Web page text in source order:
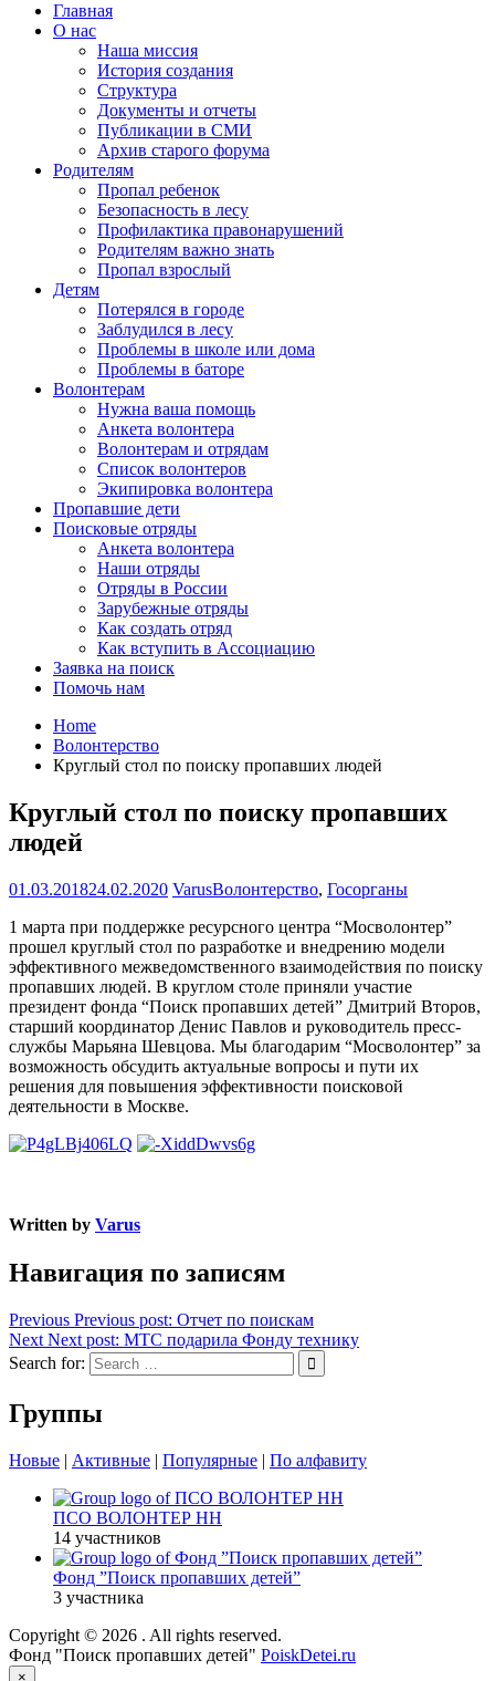
Главная
О нас
Наша миссия
История создания
Структура
Документы и отчеты
Публикации в СМИ
Архив старого форума
Родителям
Пропал ребенок
Безопасность в лесу
Профилактика правонарушений
Родителям важно знать
Пропал взрослый
Детям
Потерялся в городе
Заблудился в лесу
Проблемы в школе или дома
Проблемы в баторе
Волонтерам
Нужна ваша помощь
Анкета волонтера
Волонтерам и отрядам
Список волонтеров
Экипировка волонтера
Пропавшие дети
Поисковые отряды
Анкета волонтера
Наши отряды
Отряды в России
Зарубежные отряды
Как создать отряд
Как вступить в Ассоциацию
Заявка на поиск
Помочь нам
Home
Волонтерство
Круглый стол по поиску пропавших людей
Круглый стол по поиску пропавших
людей
01.03.201824.02.2020 VarusВолонтерство, Госорганы
1 марта при поддержке ресурсного центра “Мосволонтер”
прошел круглый стол по разработке и внедрению модели
эффективного межведомственного взаимодействия по поиску
пропавших людей. В круглом столе приняли участие
президент фонда “Поиск пропавших детей” Дмитрий Второв,
старший координатор Денис Павлов и руководитель пресс-
службы Марьяна Шевцова. Мы благодарим “Мосволонтер” за
возможность обсудить актуальные вопросы и пути их
решения для повышения эффективности поисковой
деятельности в Москве.
Written by Varus
Навигация по записям
Previous Previous post: Отчет по поискам
Next Next post: МТС подарила Фонду технику
Search for:
Группы
Новые | Активные | Популярные | По алфавиту
ПСО ВОЛОНТЕР НН
14 участников
Фонд ”Поиск пропавших детей”
3 участника
Copyright © 2026 . All rights reserved.
Фонд "Поиск пропавших детей" PoiskDetei.ru
×